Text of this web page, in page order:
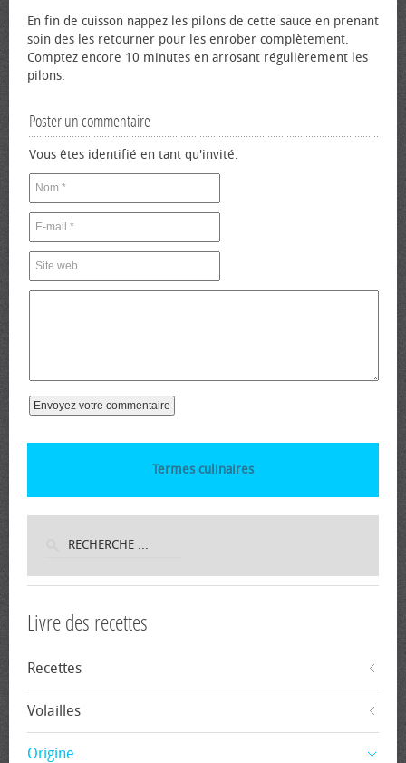
En fin de cuisson nappez les pilons de cette sauce en prenant
soin des les retourner pour les enrober complètement.
Comptez encore 10 minutes en arrosant régulièrement les
pilons.
Poster un commentaire
Vous êtes identifié en tant qu'invité.
Termes culinaires
Livre des recettes
Recettes
Volailles
Origine